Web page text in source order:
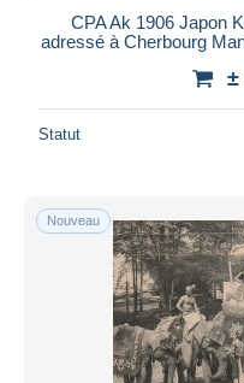
CPA Ak 1906 Japon
adressé à Cherbourg
±
Statut
Nouveau